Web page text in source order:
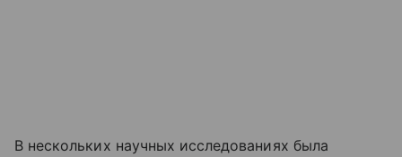
В нескольких научных исследованиях была